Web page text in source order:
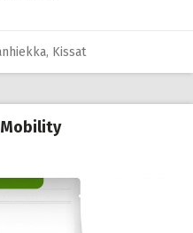
, Kissat